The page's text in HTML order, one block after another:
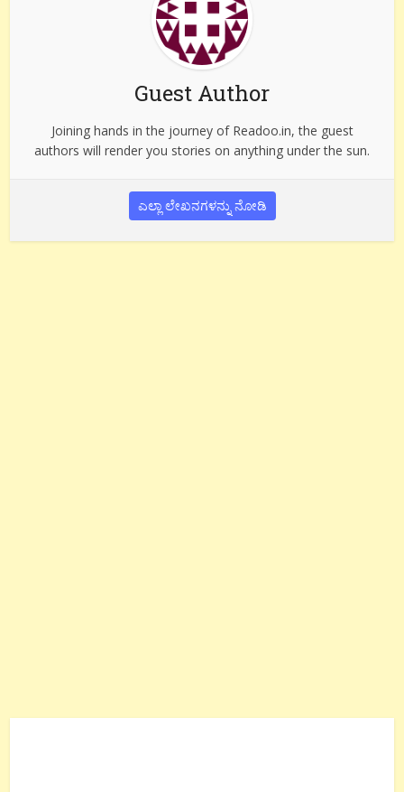
Guest Author
Joining hands in the journey of Readoo.in, the guest
authors will render you stories on anything under the sun.
ಎಲ್ಲಾ ಲೇಖನಗಳನ್ನು ನೋಡಿ